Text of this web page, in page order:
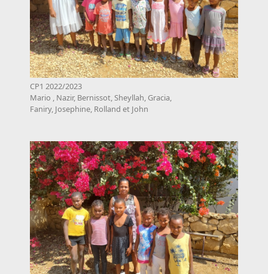
CP1 2022/2023
Mario , Nazir, Bernissot, Sheyllah, Gracia,
Faniry, Josephine, Rolland et John